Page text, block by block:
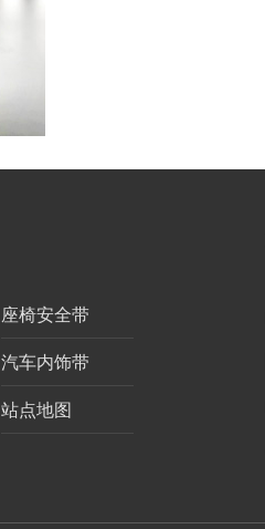
座椅安全带
汽车内饰带
站点地图